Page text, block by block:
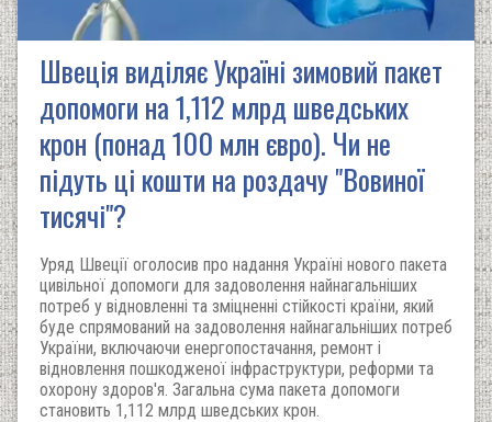
Швеція виділяє Україні зимовий пакет
допомоги на 1,112 млрд шведських
крон (понад 100 млн євро). Чи не
підуть ці кошти на роздачу "Вовиної
тисячі"?
Уряд Швеції оголосив про надання Україні нового пакета
цивільної допомоги для задоволення найнагальніших
потреб у відновленні та зміцненні стійкості країни, який
буде спрямований на задоволення найнагальніших потреб
України, включаючи енергопостачання, ремонт і
відновлення пошкодженої інфраструктури, реформи та
охорону здоров'я. Загальна сума пакета допомоги
становить 1,112 млрд шведських крон.